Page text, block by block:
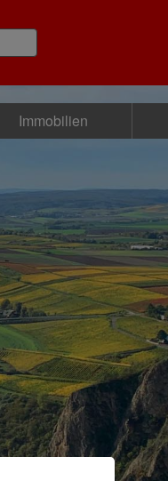
Immobilien